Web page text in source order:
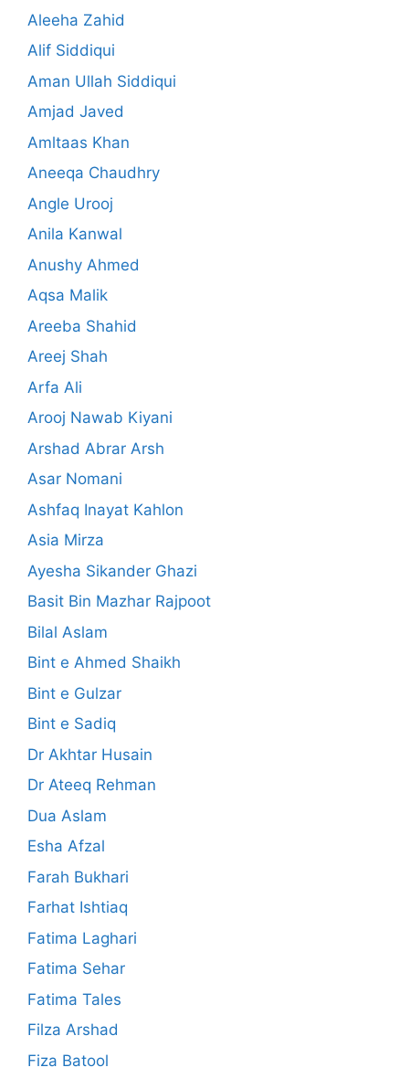
Aleeha Zahid
Alif Siddiqui
Aman Ullah Siddiqui
Amjad Javed
Amltaas Khan
Aneeqa Chaudhry
Angle Urooj
Anila Kanwal
Anushy Ahmed
Aqsa Malik
Areeba Shahid
Areej Shah
Arfa Ali
Arooj Nawab Kiyani
Arshad Abrar Arsh
Asar Nomani
Ashfaq Inayat Kahlon
Asia Mirza
Ayesha Sikander Ghazi
Basit Bin Mazhar Rajpoot
Bilal Aslam
Bint e Ahmed Shaikh
Bint e Gulzar
Bint e Sadiq
Dr Akhtar Husain
Dr Ateeq Rehman
Dua Aslam
Esha Afzal
Farah Bukhari
Farhat Ishtiaq
Fatima Laghari
Fatima Sehar
Fatima Tales
Filza Arshad
Fiza Batool